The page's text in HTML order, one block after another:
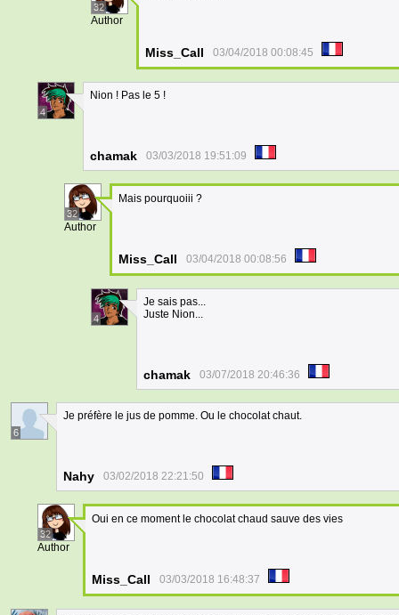
32
Author
Miss_Call 03/04/2018 00:08:45
4
Nion ! Pas le 5 !
chamak 03/03/2018 19:51:09
32
Author
Mais pourquoiii ?
Miss_Call 03/04/2018 00:08:56
4
Je sais pas...
Juste Nion...
chamak 03/07/2018 20:46:36
6
Je préfère le jus de pomme. Ou le chocolat chaut.
Nahy 03/02/2018 22:21:50
32
Author
Oui en ce moment le chocolat chaud sauve des vies
Miss_Call 03/03/2018 16:48:37